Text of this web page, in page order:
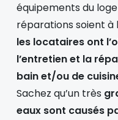
équipements du
réparations soient à
les locataires ont
l’entretien et la
bain et/ou de
Sachez qu’un très
eaux sont causés